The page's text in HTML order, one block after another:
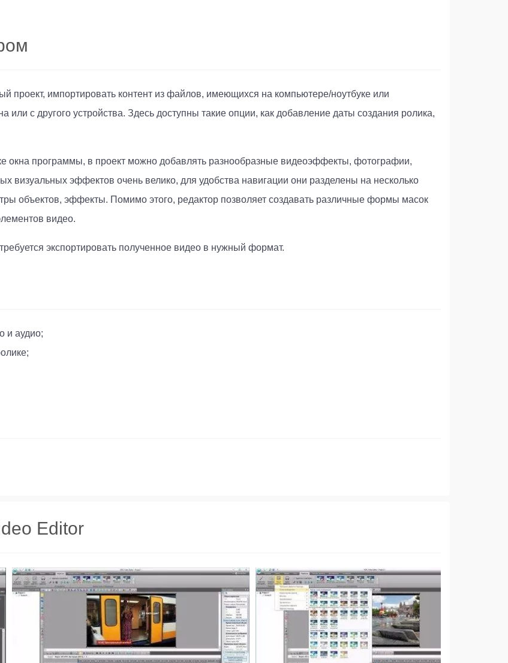
проект, импортировать контент из файлов, имеющихся на компьютере/ноутбуке или
или с другого устройства. Здесь доступны такие опции, как добавление даты создания ролика,
окна программы, в проект можно добавлять разнообразные видеоэффекты, фотографии,
визуальных эффектов очень велико, для удобства навигации они разделены на несколько
объектов, эффекты. Помимо этого, редактор позволяет создавать различные формы масок
видео.
экспортировать полученное видео в нужный формат.
и аудио;
Editor